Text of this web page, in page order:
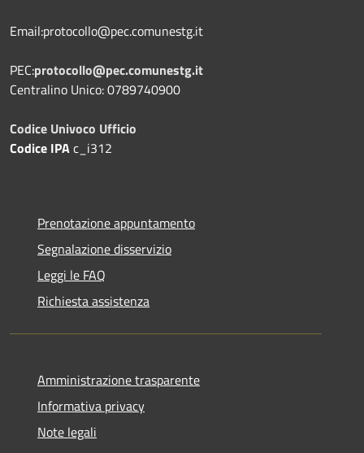
Email:protocollo@pec.comunestg.it
PEC:protocollo@pec.comunestg.it
Centralino Unico: 0789740900
Codice Univoco Ufficio
Codice IPAc_i312
Prenotazione appuntamento
Segnalazione disservizio
Leggi le FAQ
Richiesta assistenza
Amministrazione trasparente
Informativa privacy
Note legali